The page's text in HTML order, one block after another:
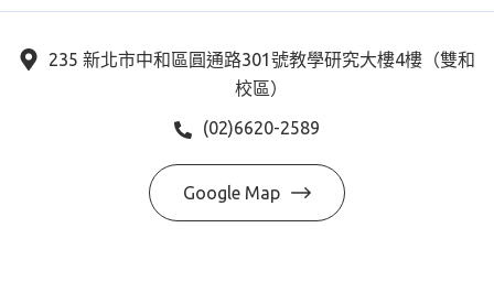
235 新北市中和區圓通路301號教學研究大樓4樓（雙和
校區）
(02)6620-2589
Google Map